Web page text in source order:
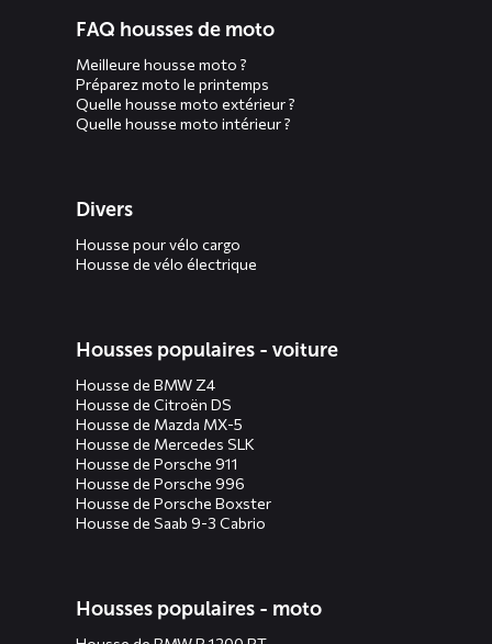
FAQ housses de moto
Meilleure housse moto ?
Préparez moto le printemps
Quelle housse moto extérieur ?
Quelle housse moto intérieur ?
Divers
Housse pour vélo cargo
Housse de vélo électrique
Housses populaires - voiture
Housse de BMW Z4
Housse de Citroën DS
Housse de Mazda MX-5
Housse de Mercedes SLK
Housse de Porsche 911
Housse de Porsche 996
Housse de Porsche Boxster
Housse de Saab 9-3 Cabrio
Housses populaires - moto